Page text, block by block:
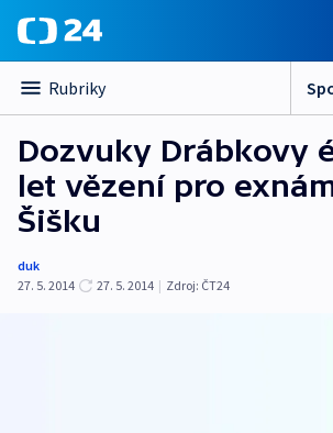
Rubriky
Dozvuky Drábkovy
let vězení pro
Šišku
duk
27. 5. 2014
27. 5. 2014 | Zdroj: ČT24